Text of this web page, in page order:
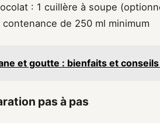
: 1 cuillère à soupe
contenance de 250 ml minimum
et goutte : bienfaits et
pas à pas